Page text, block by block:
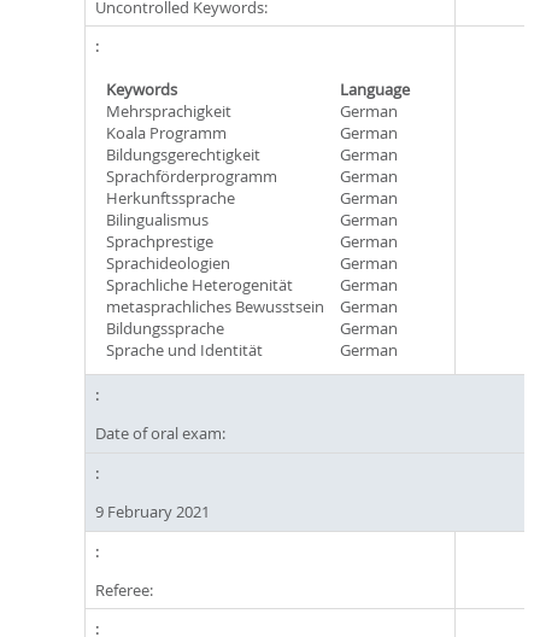
Uncontrolled Keywords:
Keywords
Language
Mehrsprachigkeit
German
Koala Programm
German
Bildungsgerechtigkeit
German
Sprachförderprogramm
German
Herkunftssprache
German
Bilingualismus
German
Sprachprestige
German
Sprachideologien
German
Sprachliche Heterogenität
German
metasprachliches Bewusstsein
German
Bildungssprache
German
Sprache und Identität
German
Date of oral exam:
9 February 2021
Referee: